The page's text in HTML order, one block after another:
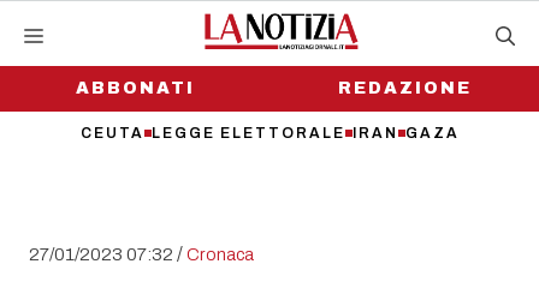
contenutoABBONATI
CEUTA LEGGE ELETTORALE IRAN GAZA
REDAZIONE
27/01/2023 07:32 /Cronaca